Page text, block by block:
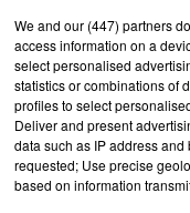
Crédit
et que les routes
de 28 ans a
Pire encore,
We and our (447) partners
access information on a
select personalised
statistics or combinations of
profiles to select
Deliver and present
data such as IP address
requested; Use precise
based on information